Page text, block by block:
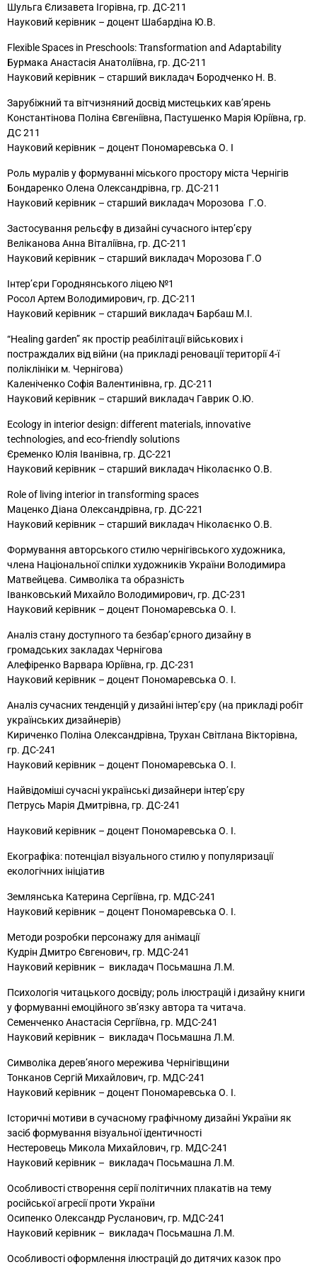
Шульга Єлизавета Ігорівна, гр. ДС-211
Науковий керівник – доцент Шабардіна Ю.В.
Flexible Spaces in Preschools: Transformation and Adaptability
Бурмака Анастасія Анатоліївна, гр. ДС-211
Науковий керівник – старший викладач Бородченко Н. В.
Зарубіжний та вітчизняний досвід мистецьких кав’ярень
Константінова Поліна Євгеніївна, Пастушенко Марія Юріївна, гр.
ДС 211
Науковий керівник – доцент Пономаревська О. І
Роль муралів у формуванні міського простору міста Чернігів
Бондаренко Олена Олександрівна, гр. ДС-211
Науковий керівник – старший викладач Морозова Г.О.
Застосування рельєфу в дизайні сучасного інтерʼєру
Веліканова Анна Віталіївна, гр. ДС-211
Науковий керівник – старший викладач Морозова Г.О
Інтер’єри Городнянського ліцею №1
Росол Артем Володимирович, гр. ДС-211
Науковий керівник – старший викладач Барбаш М.І.
“Healing garden” як простір реабілітації військових і
постраждалих від війни (на прикладі реновації території 4-ї
поліклініки м. Чернігова)
Каленіченко Софія Валентинівна, гр. ДС-211
Науковий керівник – старший викладач Гаврик О.Ю.
Ecology in interior design: different materials, innovative
technologies, and eco-friendly solutions
Єременко Юлія Іванівна, гр. ДС-221
Науковий керівник – старший викладач Ніколаєнко О.В.
Role of living interior in transforming spaces
Маценко Діана Олександрівна, гр. ДС-221
Науковий керівник – старший викладач Ніколаєнко О.В.
Формування авторського стилю чернігівського художника,
члена Національної спілки художників України Володимира
Матвейцева. Символіка та образність
Іванковський Михайло Володимирович, гр. ДС-231
Науковий керівник – доцент Пономаревська О. І.
Аналіз стану доступного та безбар’єрного дизайну в
громадських закладах Чернігова
Алефіренко Варвара Юріївна, гр. ДС-231
Науковий керівник – доцент Пономаревська О. І.
Аналіз сучасних тенденцій у дизайні інтер’єру (на прикладі робіт
українських дизайнерів)
Кириченко Поліна Олександрівна, Трухан Світлана Вікторівна,
гр. ДС-241
Науковий керівник – доцент Пономаревська О. І.
Найвідоміші сучасні українські дизайнери інтер’єру
Петрусь Марія Дмитрівна, гр. ДС-241
Науковий керівник – доцент Пономаревська О. І.
Екографіка: потенціал візуального стилю у популяризації
екологічних ініціатив
Землянська Катерина Сергіївна, гр. МДС-241
Науковий керівник – доцент Пономаревська О. І.
Методи розробки персонажу для анімації
Кудрін Дмитро Євгенович, гр. МДС-241
Науковий керівник – викладач Посьмашна Л.М.
Психологія читацького досвіду; роль ілюстрацій і дизайну книги
у формуванні емоційного зв’язку автора та читача.
Семенченко Анастасія Сергіївна, гр. МДС-241
Науковий керівник – викладач Посьмашна Л.М.
Символіка дерев’яного мережива Чернігівщини
Тонканов Сергій Михайлович, гр. МДС-241
Науковий керівник – доцент Пономаревська О. І.
Історичні мотиви в сучасному графічному дизайні України як
засіб формування візуальної ідентичності
Нестеровець Микола Михайлович, гр. МДС-241
Науковий керівник – викладач Посьмашна Л.М.
Особливості створення серії політичних плакатів на тему
російської агресії проти України
Осипенко Олександр Русланович, гр. МДС-241
Науковий керівник – викладач Посьмашна Л.М.
Особливості оформлення ілюстрацій до дитячих казок про